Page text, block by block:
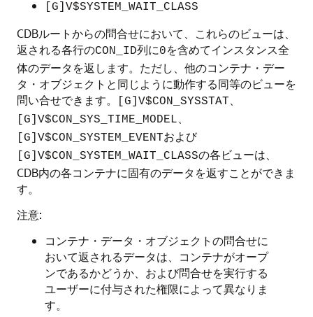
[G]V$SYSTEM_WAIT_CLASS
CDBルートからの問合せにおいて、これらのビューは、
返される各行のCON_ID列に0を含めてインスタンス全
体のデータを返します。ただし、他のコンテナ・デー
タ・オブジェクトと同じように動作する同等のビューを
問い合せできます。
[G]V$CON_SYSSTAT
[G]V$CON_SYS_TIME_MODEL
[G]V$CON_SYSTEM_EVENTおよび
[G]V$CON_SYSTEM_WAIT_CLASSの各ビューは、
CDB内の各コンテナに固有のデータを返すことができま
す。
注意:
コンテナ・データ・オブジェクトの問合せに
おいて返されるデータは、コンテナがオープ
ンであるかどうか、および問合せを実行する
ユーザーに付与された権限によって異なりま
す。